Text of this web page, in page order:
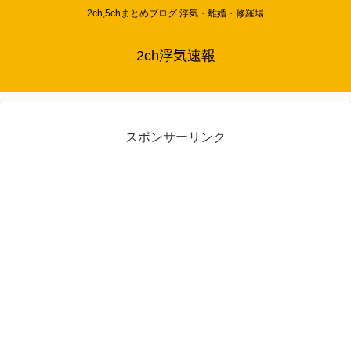
2ch,5chまとめブログ 浮気・離婚・修羅場
2ch浮気速報
スポンサーリンク